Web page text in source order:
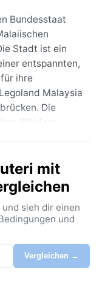
Bundesstaat
Stadt ist ein
entspannten,
ihre
Malaysia
Die
Wäldern
machen den
Af, dem
26 bis 32 °C,
um 80 Prozent.
wenn es keine
mit
sieh dir einen
und
Vergleichen →